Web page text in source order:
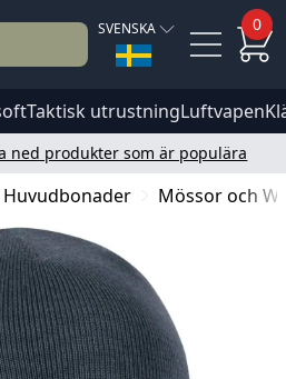
SVENSKA 0
Taktisk utrustningLuftvapen
ned produkter som är populära
Mössor och